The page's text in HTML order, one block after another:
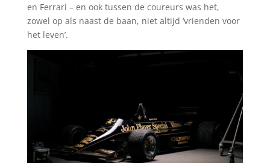
en Ferrari – en ook tussen de coureurs was het,
zowel op als naast de baan, niet altijd ‘vrienden voor
het leven’.